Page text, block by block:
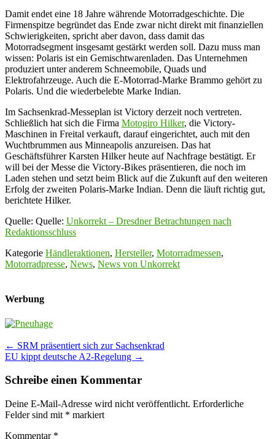
Damit endet eine 18 Jahre währende Motorradgeschichte. Die
Firmenspitze begründet das Ende zwar nicht direkt mit finanziellen
Schwierigkeiten, spricht aber davon, dass damit das
Motorradsegment insgesamt gestärkt werden soll. Dazu muss man
wissen: Polaris ist ein Gemischtwarenladen. Das Unternehmen
produziert unter anderem Schneemobile, Quads und
Elektrofahrzeuge. Auch die E-Motorrad-Marke Brammo gehört zu
Polaris. Und die wiederbelebte Marke Indian.
Im Sachsenkrad-Messeplan ist Victory derzeit noch vertreten.
Schließlich hat sich die Firma Motogiro Hilker, die Victory-
Maschinen in Freital verkauft, darauf eingerichtet, auch mit den
Wuchtbrummen aus Minneapolis anzureisen. Das hat
Geschäftsführer Karsten Hilker heute auf Nachfrage bestätigt. Er
will bei der Messe die Victory-Bikes präsentieren, die noch im
Laden stehen und setzt beim Blick auf die Zukunft auf den weiteren
Erfolg der zweiten Polaris-Marke Indian. Denn die läuft richtig gut,
berichtete Hilker.
Quelle: Quelle: Unkorrekt – Dresdner Betrachtungen nach
Redaktionsschluss
Kategorie Händleraktionen, Hersteller, Motorradmessen,
Motorradpresse, News, News von Unkorrekt
Werbung
Post
navigation
← SRM präsentiert sich zur Sachsenkrad
EU kippt deutsche A2-Regelung →
Schreibe einen Kommentar
Deine E-Mail-Adresse wird nicht veröffentlicht. Erforderliche
Felder sind mit * markiert
Kommentar *